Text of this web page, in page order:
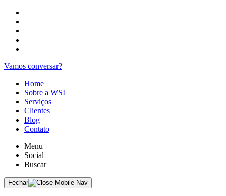
Vamos conversar?
Home
Sobre a WSI
Serviços
Clientes
Blog
Contato
Menu
Social
Buscar
Fechar